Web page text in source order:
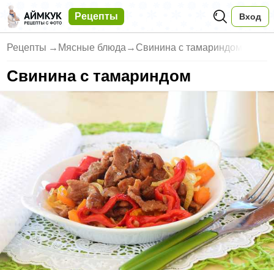
Рецепты Вход
Рецепты → Мясные блюда → Свинина с тамариндом
Свинина с тамариндом